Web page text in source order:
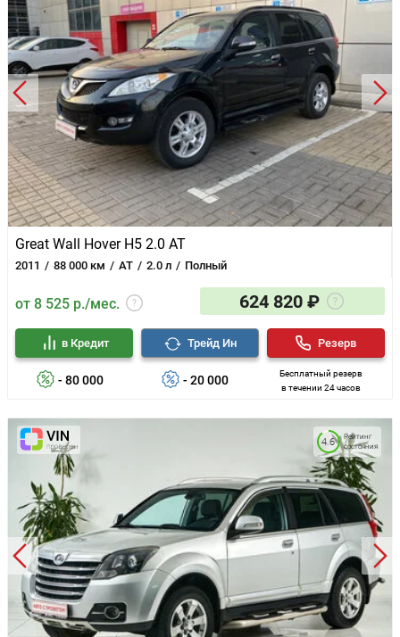
Great Wall Hover H5 2.0 AT
2011 88 000 км AT 2.0 л Полный
от 8 525 р./мес. 624 820 ₽
- 80 000
в Кредит
- 20 000
Трейд Ин
Бесплатный резерв
в течении 24 часов
Резерв
Рейтинг
состояния
4.6